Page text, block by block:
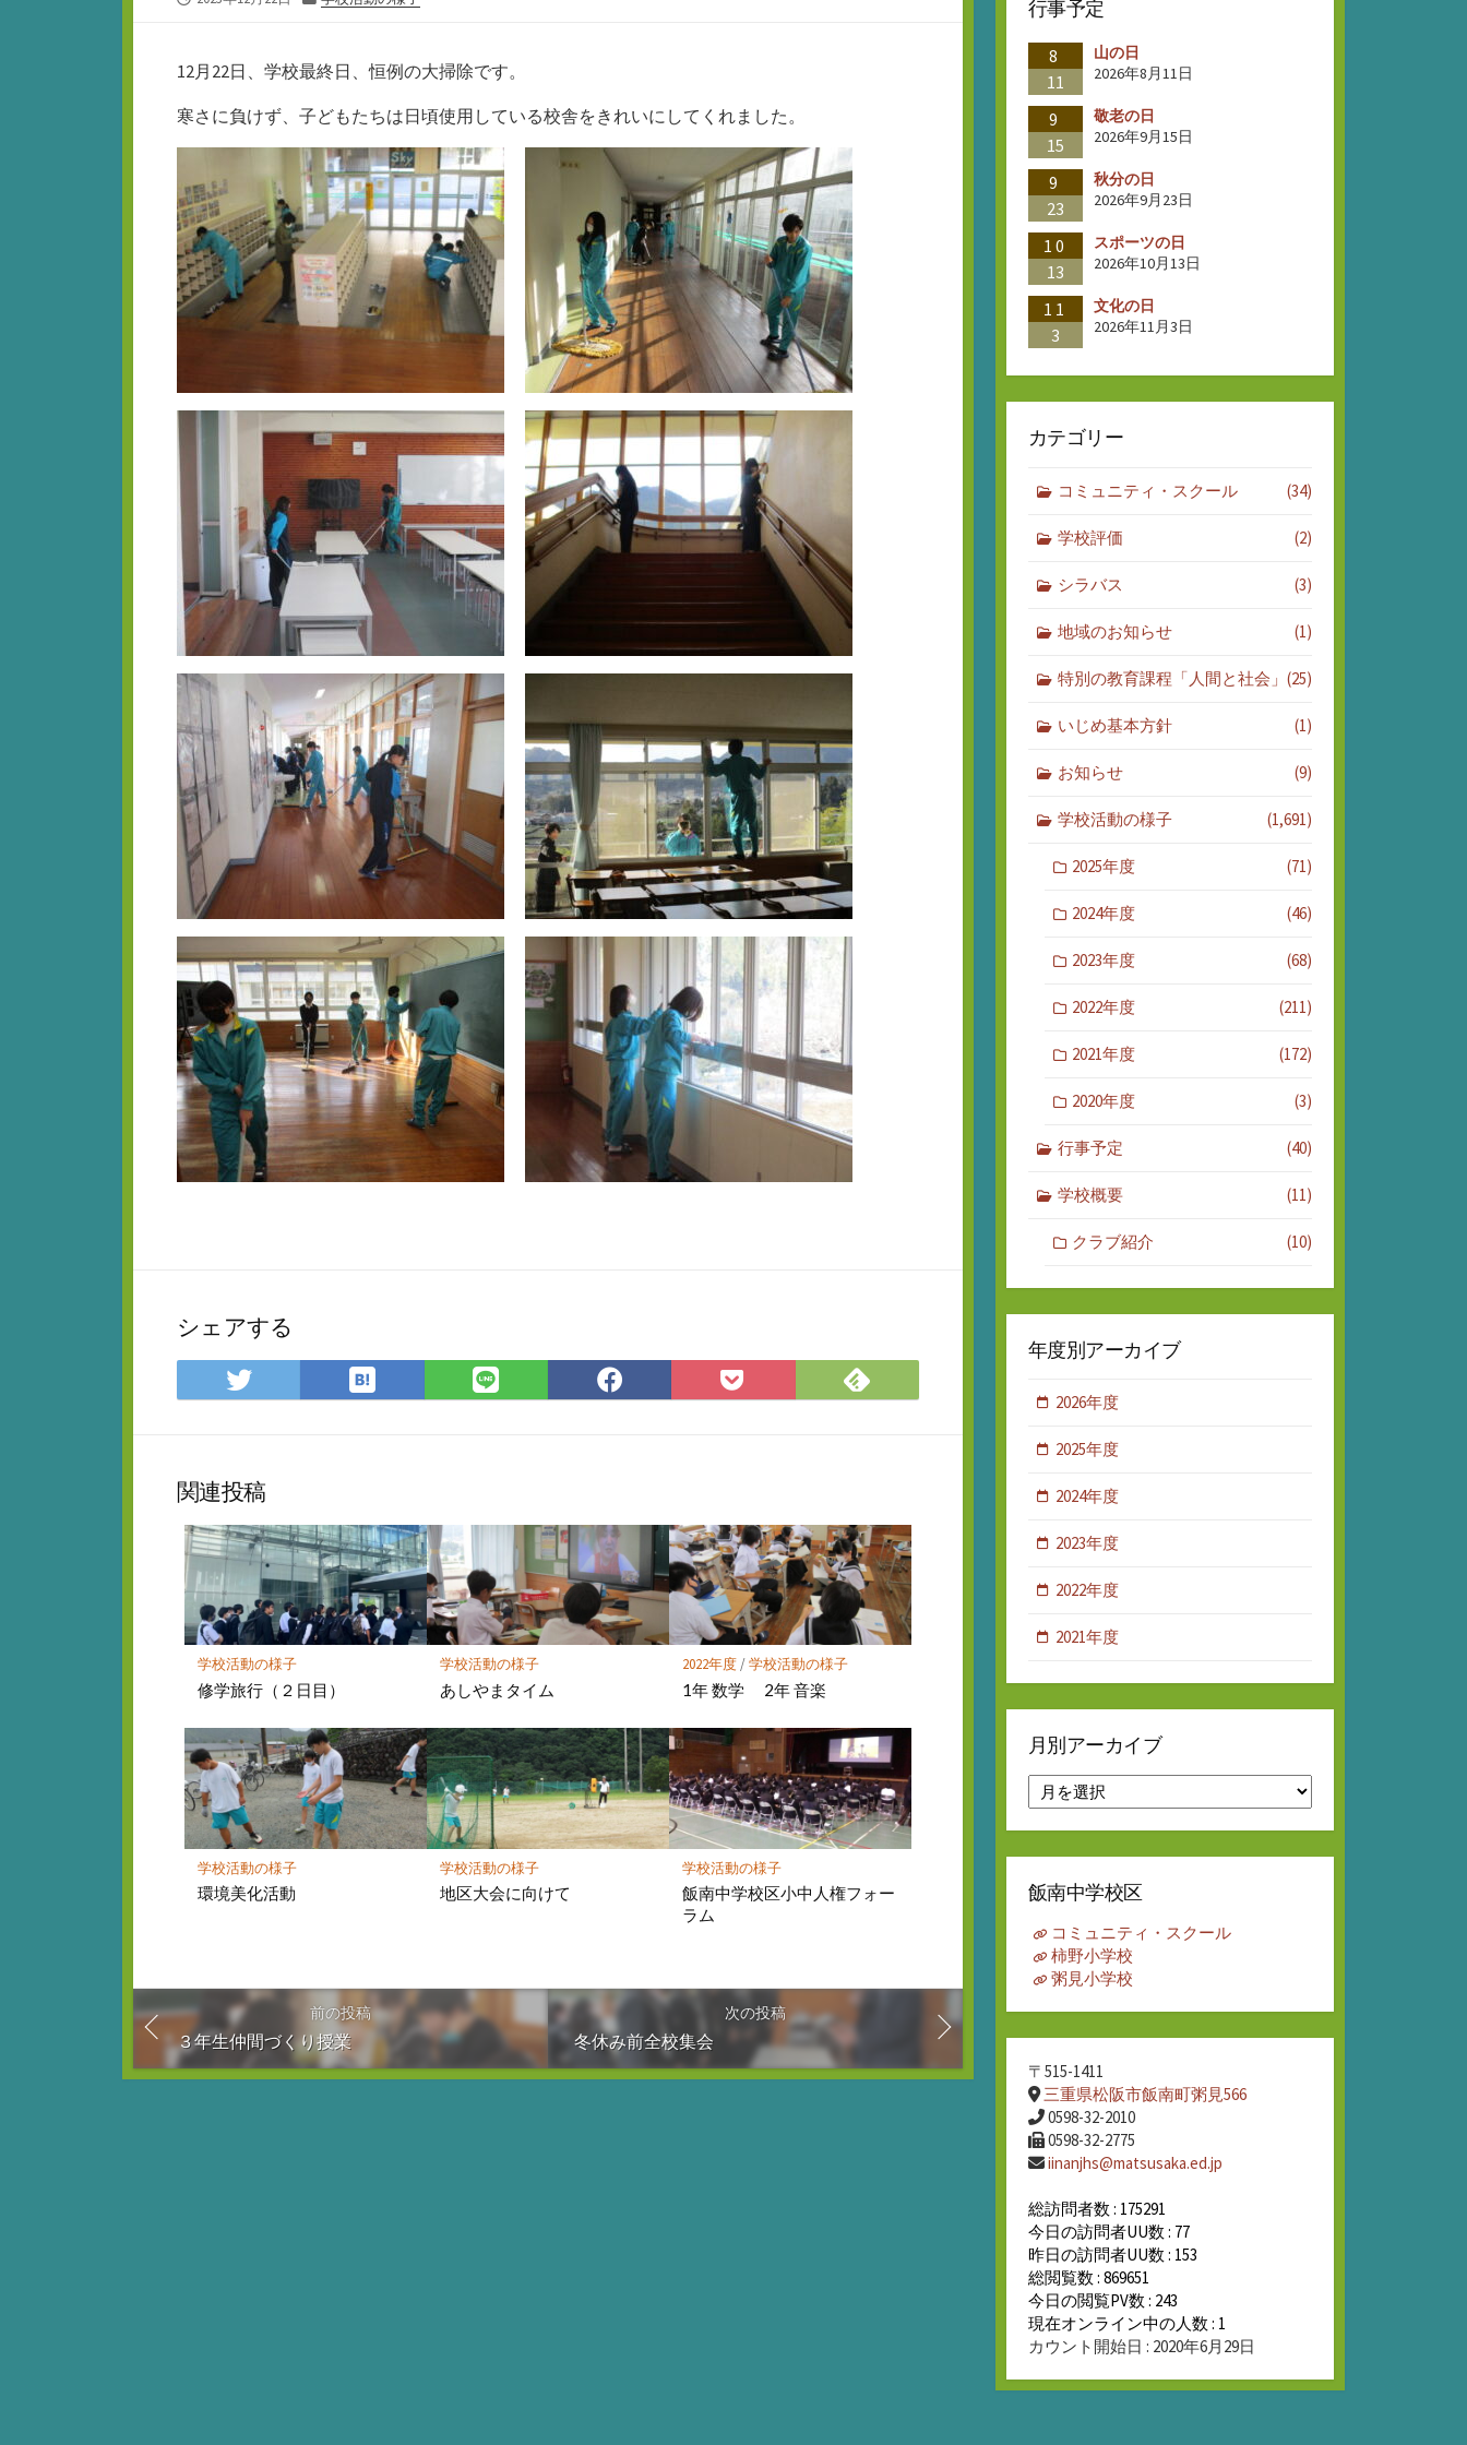
リ
ー
12月22日、学校最終日、恒例の大掃除です。
寒さに負けず、子どもたちは日頃使用している校舎をきれいにしてくれました。
シェアする
Twitter
で
ア
は
て
マ
ー
ク
に
保
LINE
で
Facebook
で
Pocket
に
Feedly
で
関連投稿
学校活動の様子
修学旅行（２日目）
学校活動の様子
あしやまタイム
2022年度/学校活動の様子
1年 数学 2年 音楽
学校活動の様子
環境美化活動
学校活動の様子
地区大会に向けて
学校活動の様子
飯南中学校区小中人権フォー
ラム
前の投稿
３年生仲間づくり授業
次の投稿
冬休み前全校集会
行事予定
8
11
山の日
2026年8月11日
9
15
敬老の日
2026年9月15日
9
23
秋分の日
2026年9月23日
10
13
スポーツの日
2026年10月13日
11
3
文化の日
2026年11月3日
カテゴリー
コミュニティ・スクール (34)
学校評価 (2)
シラバス (3)
地域のお知らせ (1)
特別の教育課程「人間と社会」 (25)
いじめ基本方針 (1)
お知らせ (9)
学校活動の様子 (1,691)
2025年度 (71)
2024年度 (46)
2023年度 (68)
2022年度 (211)
2021年度 (172)
2020年度 (3)
行事予定 (40)
学校概要 (11)
クラブ紹介 (10)
年度別アーカイブ
2026年度
2025年度
2024年度
2023年度
2022年度
2021年度
月別アーカイブ
別
ア
ー
イ
飯南中学校区
コミュニティ・スクール
柿野小学校
粥見小学校
〒515-1411
三重県松阪市飯南町粥見566
0598-32-2010
0598-32-2775
iinanjhs@matsusaka.ed.jp
総訪問者数 : 175291
今日の訪問者UU数 : 77
昨日の訪問者UU数 : 153
総閲覧数 : 869651
今日の閲覧PV数 : 243
現在オンライン中の人数 : 1
カウント開始日 : 2020年6月29日